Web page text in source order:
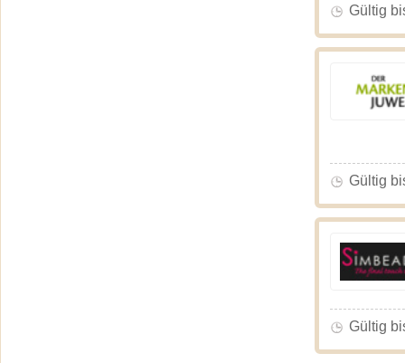
Gültig
Gültig
Gültig